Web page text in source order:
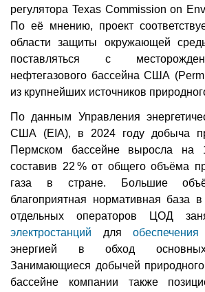
регулятора Texas Commission on
По её мнению, проект
области защиты окружающей
поставляться с
нефтегазового бассейна США
из крупнейших источников
По данным Управления
США (EIA), в 2024 году добыча
Пермском бассейне выросла на
составив 22 % от общего объёма
газа в стране. Большие
благоприятная нормативная база
отдельных операторов ЦОД
электростанций для обеспечения
энергией в обход основных
Занимающиеся добычей
бассейне компании также